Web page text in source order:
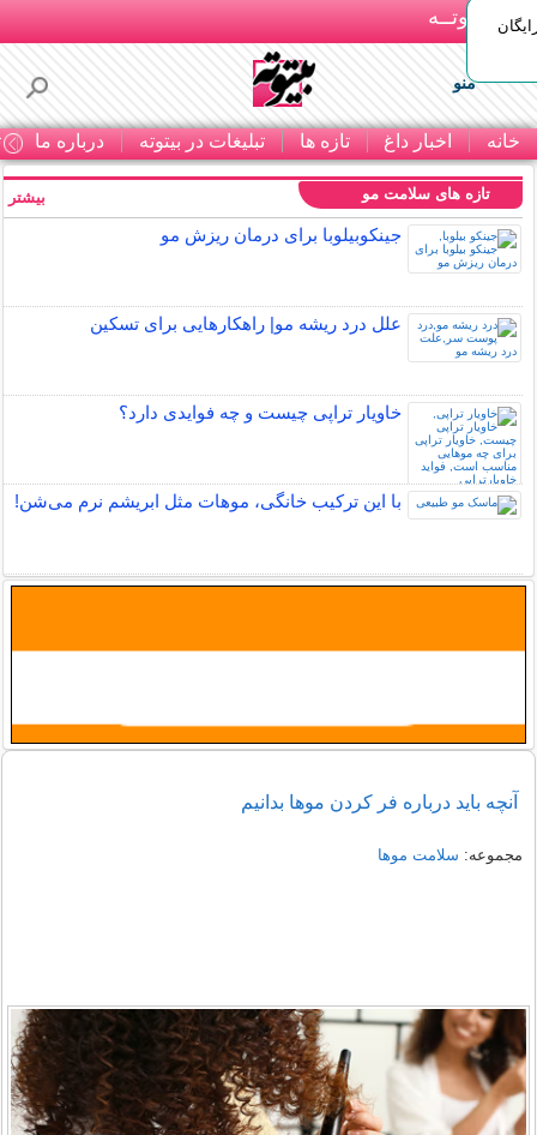
بـیتوتــه
منو
خانه اخبار داغ تازه ها تبلیغات در بیتوته درباره ما
تازه های سلامت مو
جینکوبیلوبا برای درمان ریزش مو
علل درد ریشه مو| راهکارهایی برای تسکین
خاویار تراپی چیست و چه فوایدی دارد؟
با این ترکیب خانگی، موهات مثل ابریشم نرم می‌شن!
بیشتر
آنچه باید درباره فر کردن موها بدانیم
مجموعه: سلامت موها